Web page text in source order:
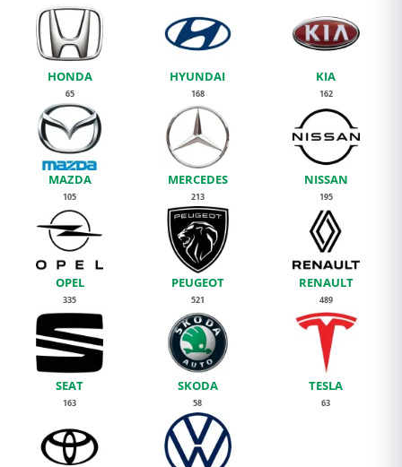
HONDA
65
HYUNDAI
168
KIA
162
MAZDA
105
MERCEDES
213
NISSAN
195
OPEL
335
PEUGEOT
521
RENAULT
489
SEAT
163
SKODA
58
TESLA
63